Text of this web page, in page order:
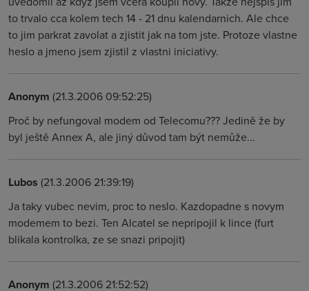
to trvalo cca kolem tech 14 - 21 dnu kalendarnich. Ale chce
to jim parkrat zavolat a zjistit jak na tom jste. Protoze vlastne
heslo a jmeno jsem zjistil z vlastni iniciativy.
Anonym (21.3.2006 09:52:25)
Proč by nefungoval modem od Telecomu??? Jedině že by
byl ještě Annex A, ale jiný důvod tam být nemůže...
Lubos (21.3.2006 21:39:19)
Ja taky vubec nevim, proc to neslo. Kazdopadne s novym
modemem to bezi. Ten Alcatel se nepripojil k lince (furt
blikala kontrolka, ze se snazi pripojit)
Anonym (21.3.2006 21:52:52)